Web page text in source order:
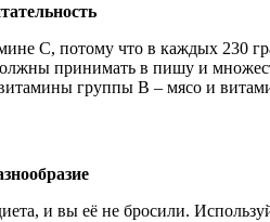
C, потому что в каждых 230
принимать в пишу и
группы B – мясо и
и вы её не бросили.